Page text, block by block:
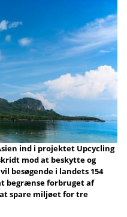
ind i projektet Upcycling
mod at beskytte og
besøgende i landets 154
begrænse forbruget af
spare miljøet for tre